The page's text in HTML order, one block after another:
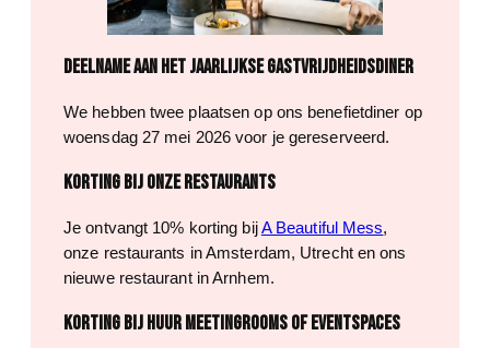
Deelname aan het jaarlijkse Gastvrijdheidsdiner
We hebben twee plaatsen op ons benefietdiner op
woensdag 27 mei 2026 voor je gereserveerd.
Korting bij onze restaurants
Je ontvangt 10% korting bijA Beautiful Mess,
onze restaurants in Amsterdam, Utrecht en ons
nieuwe restaurant in Arnhem.
Korting bij huur meetingrooms of eventspaces